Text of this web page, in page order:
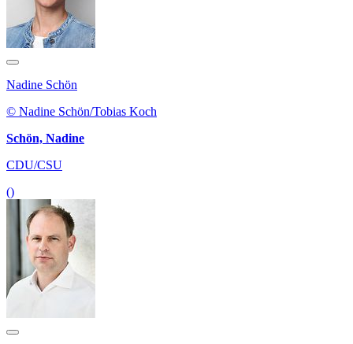
Nadine Schön
© Nadine Schön/Tobias Koch
Schön, Nadine
CDU/CSU
()